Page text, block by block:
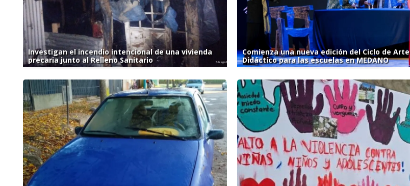
Investigan el incendio intencional de una vivienda
precaria junto al Relleno Sanitario
Comienza una nueva edición del Ciclo de Arte
Didáctico para las escuelas en MEDANO